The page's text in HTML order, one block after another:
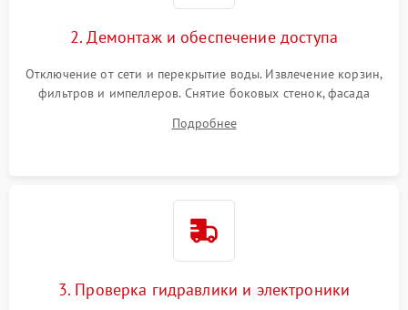
2. Демонтаж и обеспечение доступа
Отключение от сети и перекрытие воды. Извлечение корзин,
фильтров и импеллеров. Снятие боковых стенок, фасада
циркуляционному насосу, ТЭНу и сливной помпе.
Подробнее
3. Проверка гидравлики и электроники